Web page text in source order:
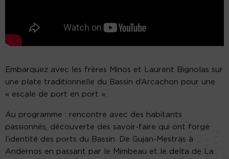
Embarquez avec les frères Minos et Laurent Bignolas sur
une plate traditionnelle du Bassin d’Arcachon pour une
« escale de port en port ».
Au programme : rencontre avec des habitants
passionnés, découverte des savoir-faire qui ont forgé
l’identité des ports du Bassin. De Gujan-Mestras à
Andernos en passant par le Mimbeau et le delta de La